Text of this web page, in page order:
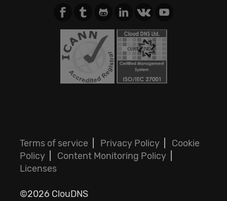
Terms of service Privacy Policy
Cookie
Policy
Content Monitoring Policy
Licenses
©2026 ClouDNS